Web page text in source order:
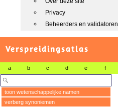
Privacy
Beheerders en validatoren
Verspreidingsatlas
a b c d e f
toon wetenschappelijke namen
verberg synoniemen